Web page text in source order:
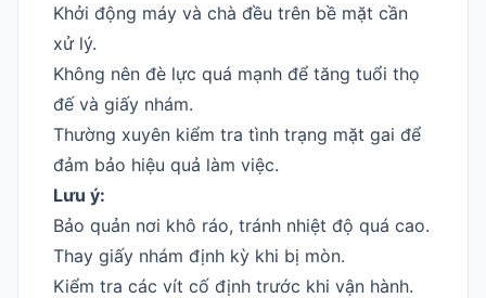
Khởi động máy và chà đều trên bề mặt cần
xử lý.
Không nên đè lực quá mạnh để tăng tuổi thọ
đế và giấy nhám.
Thường xuyên kiểm tra tình trạng mặt gai để
đảm bảo hiệu quả làm việc.
Lưu ý:
Bảo quản nơi khô ráo, tránh nhiệt độ quá cao.
Thay giấy nhám định kỳ khi bị mòn.
Kiểm tra các vít cố định trước khi vận hành.